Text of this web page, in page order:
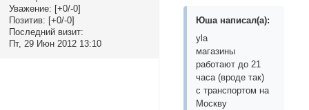
Уважение: [+0/-0]
Позитив: [+0/-0]
Последний визит:
Пт, 29 Июн 2012 13:10
Юша написал(а):
yla
магазины
работают до 21
часа (вроде так)
с транспортом на
Москву